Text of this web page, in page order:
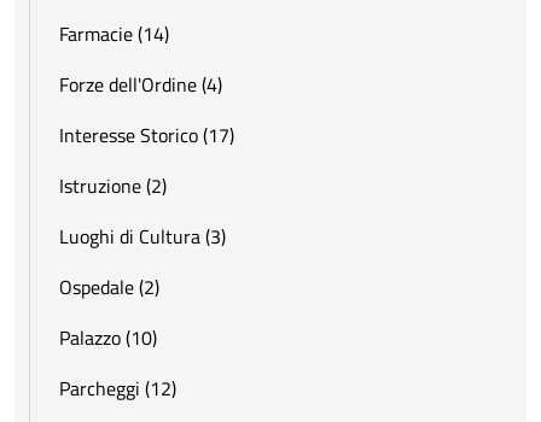
Farmacie (14)
Forze dell'Ordine (4)
Interesse Storico (17)
Istruzione (2)
Luoghi di Cultura (3)
Ospedale (2)
Palazzo (10)
Parcheggi (12)